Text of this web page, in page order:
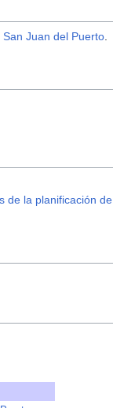
San Juan del Puerto
de la planificación de